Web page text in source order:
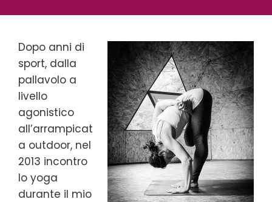
Dopo anni di
sport, dalla
pallavolo a
livello
agonistico
all’arrampicat
a outdoor, nel
2013 incontro
lo yoga
durante il mio